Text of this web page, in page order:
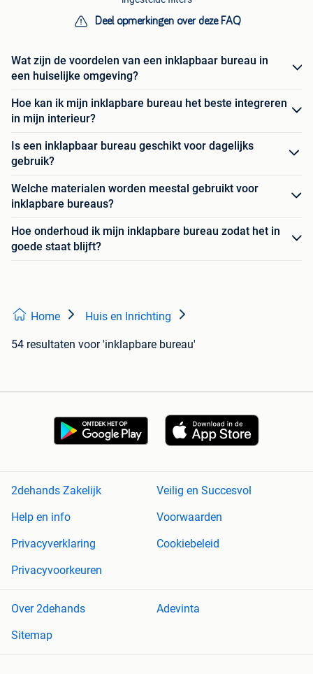
Deel opmerkingen over deze FAQ
Wat zijn de voordelen van een inklapbaar bureau in
een huiselijke omgeving?
Hoe kan ik mijn inklapbare bureau het beste integreren
in mijn interieur?
Is een inklapbaar bureau geschikt voor dagelijks
gebruik?
Welche materialen worden meestal gebruikt voor
inklapbare bureaus?
Hoe onderhoud ik mijn inklapbare bureau zodat het in
goede staat blijft?
Home Huis en Inrichting
54 resultaten voor 'inklapbare bureau'
2dehands Zakelijk
Veilig en Succesvol
Help en info
Voorwaarden
Privacyverklaring
Cookiebeleid
Privacyvoorkeuren
Over 2dehands
Adevinta
Sitemap